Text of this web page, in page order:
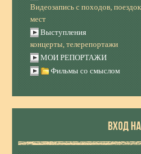
Видеозапись с походов,
мест
Выступления
концерты, телерепортажи
МОИ РЕПОРТАЖИ
Фильмы со смыслом
ВХОД